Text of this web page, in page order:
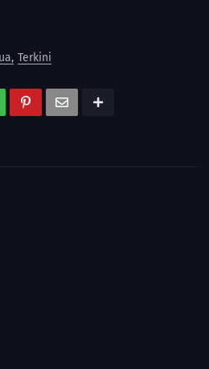
Terkini